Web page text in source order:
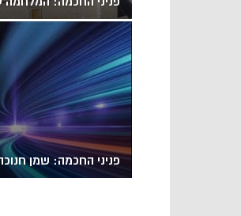
פניני החכמה: שמן